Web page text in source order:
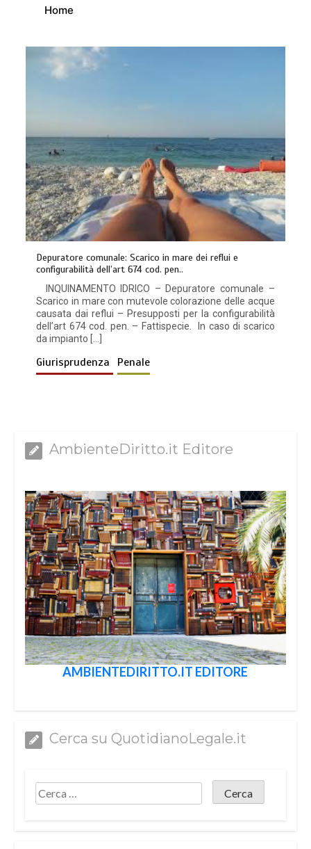
Home
Depuratore comunale: Scarico in mare dei reflui e
configurabilità dell’art 674 cod. pen..
INQUINAMENTO IDRICO – Depuratore comunale –
Scarico in mare con mutevole colorazione delle acque
causata dai reflui – Presupposti per la configurabilità
dell’art 674 cod. pen. – Fattispecie. In caso di scarico
da impianto […]
Giurisprudenza Penale
AmbienteDiritto.it Editore
AMBIENTEDIRITTO.IT EDITORE
Cerca su QuotidianoLegale.it